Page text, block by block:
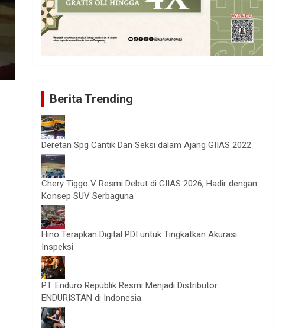
Berita Trending
Deretan Spg Cantik Dan Seksi dalam Ajang GIIAS 2022
Chery Tiggo V Resmi Debut di GIIAS 2026, Hadir dengan
Konsep SUV Serbaguna
Hino Terapkan Digital PDI untuk Tingkatkan Akurasi
Inspeksi
PT. Enduro Republik Resmi Menjadi Distributor
ENDURISTAN di Indonesia